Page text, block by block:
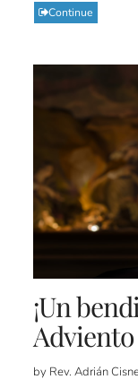
Continue
¡Un
Adviento
by Rev. Adrián